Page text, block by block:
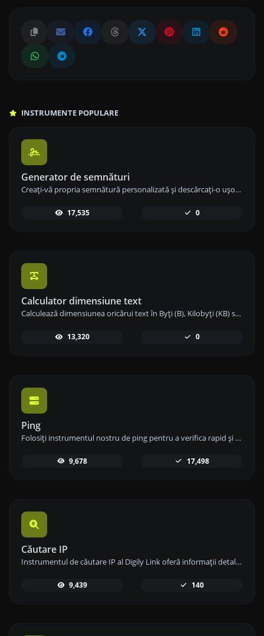
INSTRUMENTE POPULARE
Generator de semnături
Creați-vă propria semnătură personalizată și descărcați-o ușor cu instrumentul nostru de generare a semnăturilor pentru semnături electronice personalizate.
17,535 0
Calculator dimensiune text
Calculează dimensiunea oricărui text în Byți (B), Kilobyți (KB) sau Megabyți (MB) folosind instrumentul nostru de calcul al dimensiunii textului.
13,320 0
Ping
Folosiți instrumentul nostru de ping pentru a verifica rapid și eficient starea și timpul de răspuns al oricărui site web, server sau port.
9,678 17,498
Căutare IP
Instrumentul de căutare IP al Digily Link oferă informații detaliate despre orice adresă IP. Folosește acest serviciu online gratuit pentru a obține date IP cuprinzătoare.
9,439 140